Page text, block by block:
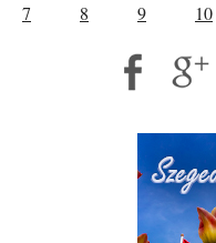
7 8 9 10